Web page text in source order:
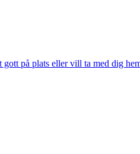
gott på plats eller vill ta med dig